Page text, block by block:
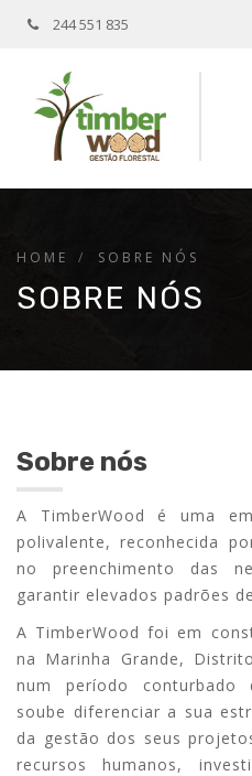
244 551 835
HOME SOBRE NÓS
SOBRE NÓS
Sobre nós
A TimberWood é uma
polivalente, reconhecida
no preenchimento das
garantir elevados padrões
A TimberWood foi em
na Marinha Grande,
num período conturbado
soube diferenciar a sua
da gestão dos seus
recursos humanos,